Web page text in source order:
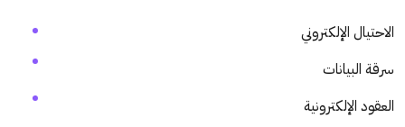
الاحتيال الإلكتروني
سرقة البيانات
العقود الإلكترونية